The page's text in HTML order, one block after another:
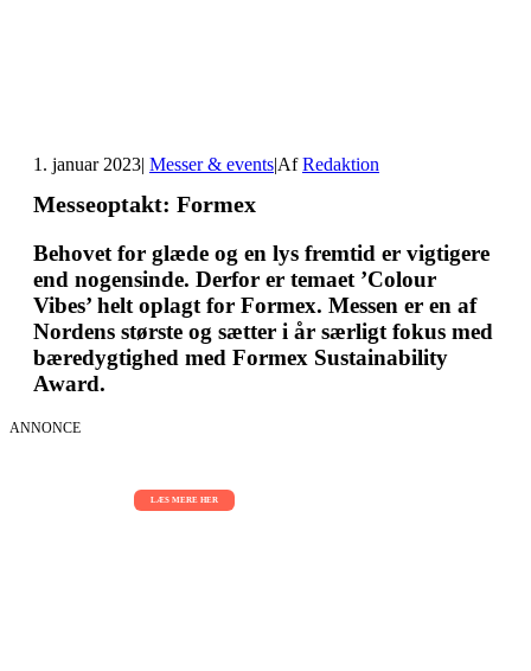
1. januar 2023| Messer & events|AfRedaktion
Messeoptakt: Formex
Behovet for glæde og en lys fremtid er vigtigere
end nogensinde. Derfor er temaet ’Colour
Vibes’ helt oplagt for Formex. Messen er en af
Nordens største og sætter i år særligt fokus med
bæredygtighed med Formex Sustainability
Award.
ANNONCE
LÆS MERE HER